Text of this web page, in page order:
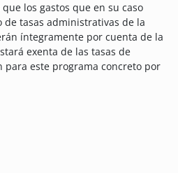
los gastos que en su caso
tasas administrativas de la
íntegramente por cuenta de la
exenta de las tasas de
este programa concreto por